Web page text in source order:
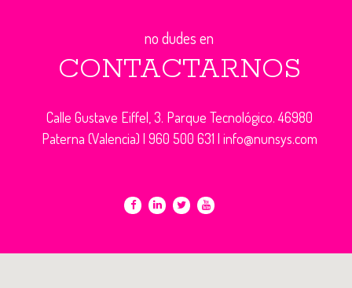
no dudes en
CONTACTARNOS
Calle Gustave Eiffel, 3. Parque Tecnológico. 46980
Paterna (Valencia) | 960 500 631 | info@nunsys.com